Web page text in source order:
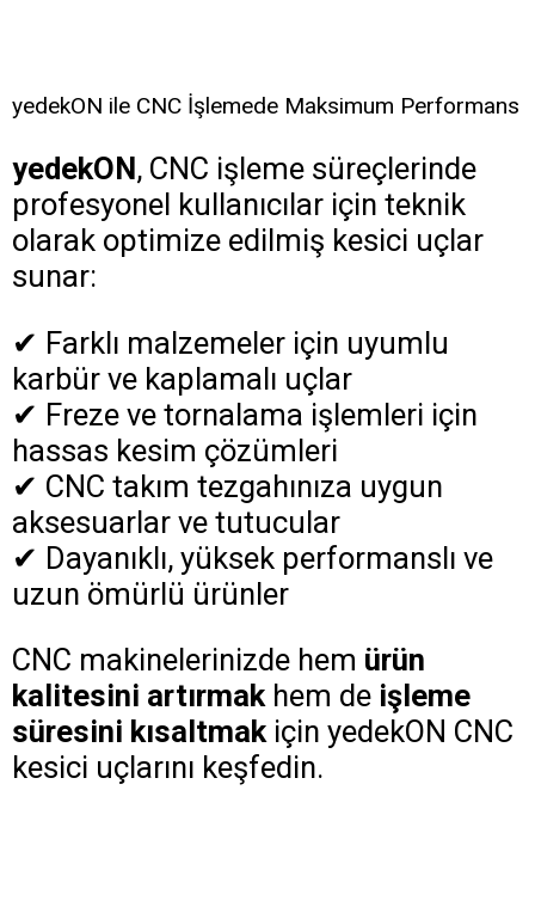
yedekON ile CNC İşlemede Maksimum Performans
yedekON, CNC işleme süreçlerinde
profesyonel kullanıcılar için teknik
olarak optimize edilmiş kesici uçlar
sunar:
✔ Farklı malzemeler için uyumlu
karbür ve kaplamalı uçlar
✔ Freze ve tornalama işlemleri için
hassas kesim çözümleri
✔ CNC takım tezgahınıza uygun
aksesuarlar ve tutucular
✔ Dayanıklı, yüksek performanslı ve
uzun ömürlü ürünler
CNC makinelerinizde hem ürün
kalitesini artırmakhem de işleme
süresini kısaltmakiçin yedekON CNC
kesici uçlarını keşfedin.